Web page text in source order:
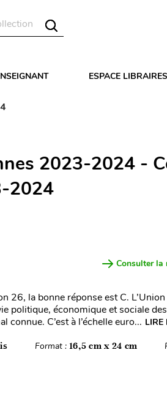
ESPACE LIBRAIRES
2023-2024 -
2024
Consulter la
26, la bonne réponse est C.
politique, économique et sociale
C’est à l’échelle euro... LIRE
Format : 16,5 cm x 24 cm